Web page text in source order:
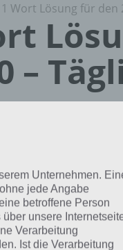
Wort Lösung für den
–
und Üben
Unternehmen.
jede Angabe
betroffene Person
unsere
Verarbeitung
Ist die Verarbeitung